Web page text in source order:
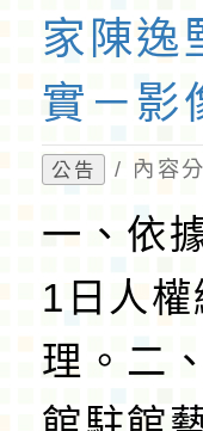
家陳逸
實－影
演」講
公告 / 內容分
一、依
1日人
理。二